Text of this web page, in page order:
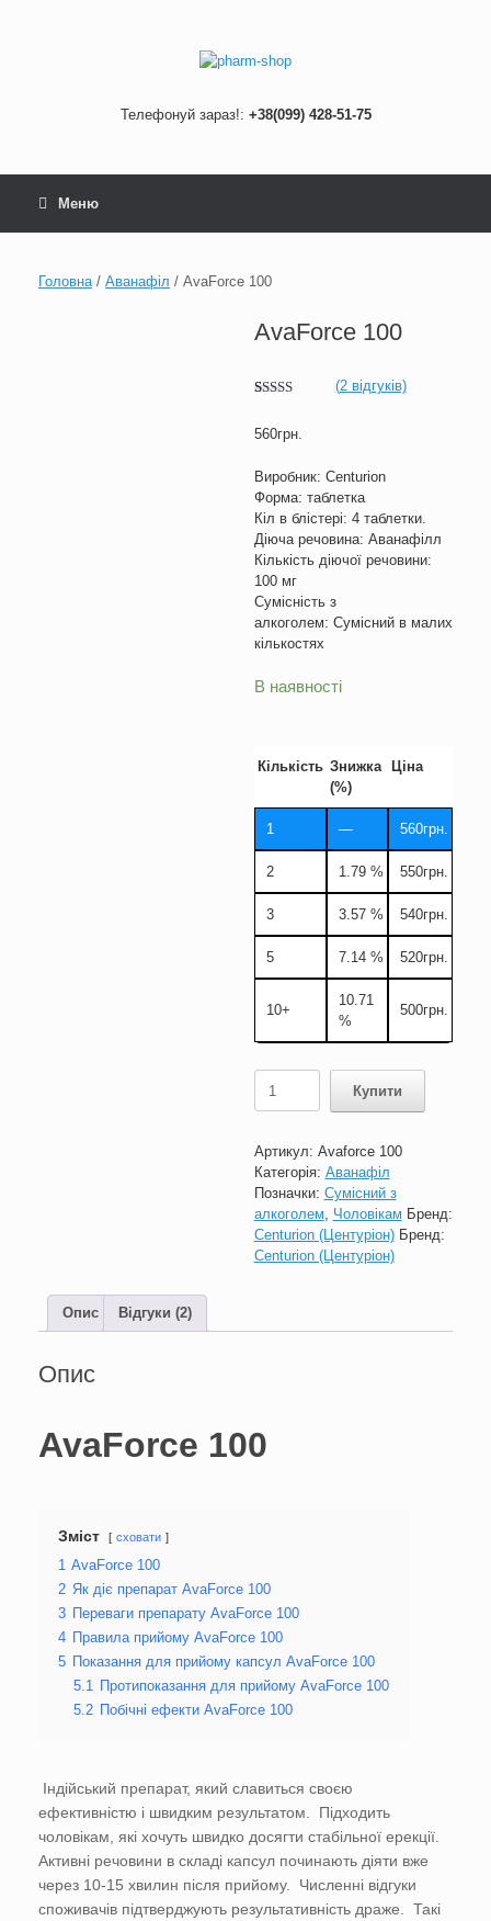
Телефонуй зараз!: +38(099) 428-51-75
Меню
Головна/ Аванафіл / AvaForce 100
AvaForce 100
основі
(2відгуків)
560грн.
Виробник: Centurion
Форма: таблетка
Кіл в блістері: 4 таблетки.
Діюча речовина: Аванафілл
Кількість діючої речовини:
100 мг
Сумісність з
алкоголем: Сумісний в малих
кількостях
В наявності
Кількість Знижка
(%)
Ціна
1 — 560грн.
2 1.79 % 550грн.
3 3.57 % 540грн.
5 7.14 % 520грн.
10+
10.71
%
500грн.
100
Купити
Артикул: Avaforce 100
Категорія: Аванафіл
Позначки: Сумісний з
алкоголем
Чоловікам Бренд:
Centurion (Центуріон) Бренд:
Centurion (Центуріон)
Опис Відгуки (2)
Опис
AvaForce 100
Зміст сховати
1 AvaForce 100
2 Як діє препарат AvaForce 100
3
Переваги препарату AvaForce 100
4
Правила прийому AvaForce 100
5
Показання для прийому капсул AvaForce 100
5.1
Протипоказання для прийому AvaForce 100
5.2
Побічні ефекти AvaForce 100
Індійський препарат, який славиться своєю
ефективністю і швидким результатом. Підходить
чоловікам, які хочуть швидко досягти стабільної ерекції.
Активні речовини в складі капсул починають діяти вже
через 10-15 хвилин після прийому. Численні відгуки
споживачів підтверджують результативність драже. Такі